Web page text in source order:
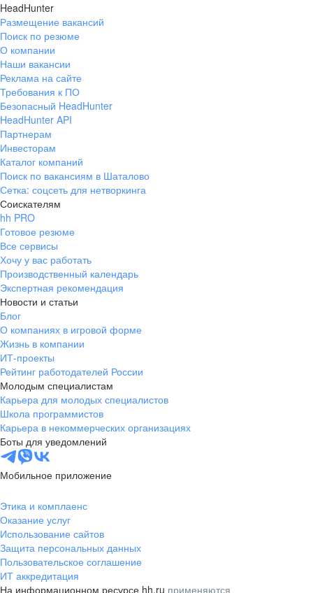
HeadHunter
Размещение вакансий
Поиск по резюме
О компании
Наши вакансии
Реклама на сайте
Требования к ПО
Безопасный HeadHunter
HeadHunter API
Партнерам
Инвесторам
Каталог компаний
Поиск по вакансиям в Шаталово
Сетка: соцсеть для нетворкинга
Соискателям
hh PRO
Готовое резюме
Все сервисы
Хочу у вас работать
Производственный календарь
Экспертная рекомендация
Новости и статьи
Блог
О компаниях в игровой форме
Жизнь в компании
ИТ-проекты
Рейтинг работодателей России
Молодым специалистам
Карьера для молодых специалистов
Школа программистов
Карьера в некоммерческих организациях
Боты для уведомлений
Мобильное приложение
Этика и комплаенс
Оказание услуг
Использование сайтов
Защита персональных данных
Пользовательское соглашение
ИТ аккредитация
На информационном ресурсе hh.ru применяются